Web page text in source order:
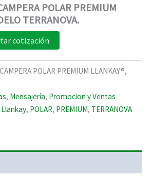
POLAR PREMIUM
TERRANOVA.
cotización
POLAR PREMIUM LLANKAY®,
, Mensajería, Promocion y Ventas
Llankay, POLAR, PREMIUM, TERRANOVA